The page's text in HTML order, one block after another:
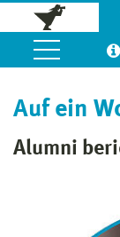
Auf ein
Alumni